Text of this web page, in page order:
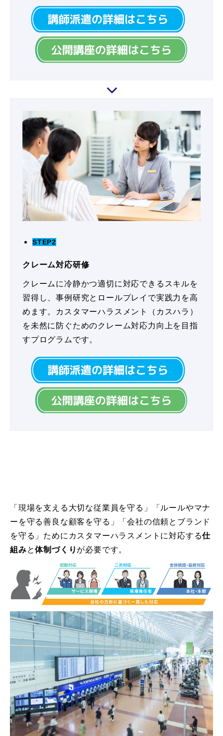
STEP2
クレーム対応研修
クレームに冷静かつ適切に対応できるスキルを
習得し、事例研究とロールプレイで実践力を高
めます。カスタマーハラスメント（カスハラ）
を未然に防ぐためのクレーム対応力向上を目指
すプログラムです。
「現場を支える大切な従業員を守る」「ルールやマナ
ーを守る善良な顧客を守る」「会社の信頼とブランド
を守る」ためにカスタマーハラスメントに対応する仕
組みと体制づくり が必要です。